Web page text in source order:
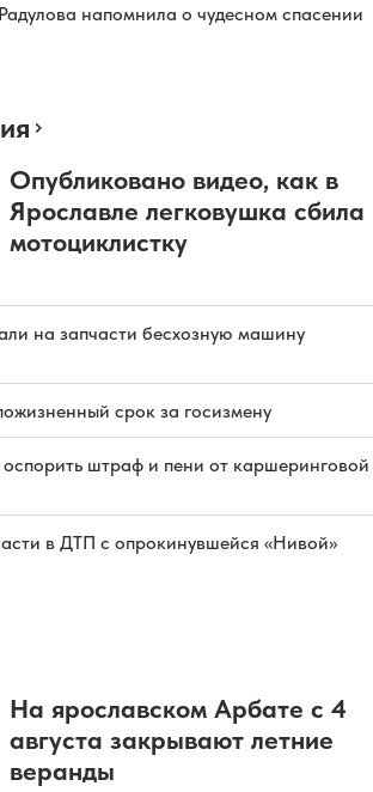
напомнила о чудесном спасении
Опубликовано видео, как в
Ярославле легковушка сбила
мотоциклистку
на запчасти бесхозную машину
срок за госизмену
штраф и пени от каршеринговой
в ДТП с опрокинувшейся «Нивой»
На ярославском Арбате с 4
августа закрывают летние
веранды